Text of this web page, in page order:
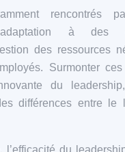
rencontrés
à des
des ressources
Surmonter
du
différences entre le
l’efficacité du